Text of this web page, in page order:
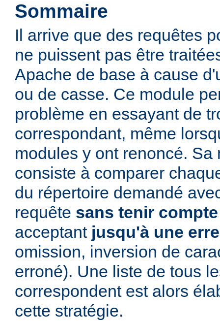
Sommaire
Il arrive que des requêtes
ne puissent pas être
Apache de base à cause
ou de casse. Ce module
problème en essayant de
correspondant, même
modules y ont renoncé. Sa
consiste à comparer
du répertoire demandé
requête sans tenir
acceptant jusqu'à une
omission, inversion de
erroné). Une liste de tous
correspondent est alors
cette stratégie.